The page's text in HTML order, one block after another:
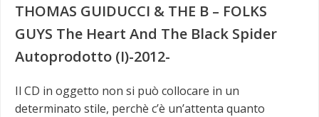
THOMAS GUIDUCCI & THE B – FOLKS
GUYS The Heart And The Black Spider
Autoprodotto (I)-2012-
Il CD in oggetto non si può collocare in un
determinato stile, perchè c’è un’attenta quanto